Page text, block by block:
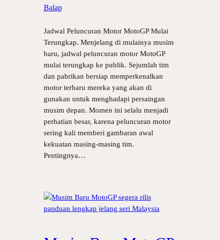
Balap
Jadwal Peluncuran Motor MotoGP Mulai
Terungkap. Menjelang di mulainya musim
baru, jadwal peluncuran motor MotoGP
mulai terungkap ke publik. Sejumlah tim
dan pabrikan bersiap memperkenalkan
motor terbaru mereka yang akan di
gunakan untuk menghadapi persaingan
musim depan. Momen ini selalu menjadi
perhatian besar, karena peluncuran motor
sering kali memberi gambaran awal
kekuatan masing-masing tim.
Pentingnya…